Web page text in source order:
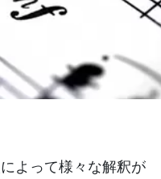
よって様々な解釈が